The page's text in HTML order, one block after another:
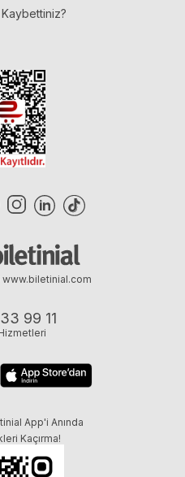
99 11
App'i Anında
Kaçırma!
www.biletinial.com